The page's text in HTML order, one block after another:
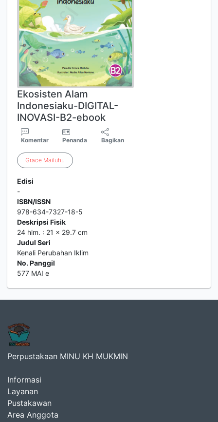
Ekosisten Alam
Indonesiaku-DIGITAL-
INOVASI-B2-ebook
Komentar Penanda Bagikan
Grace Mailuhu
Edisi
-
ISBN/ISSN
978-634-7327-18-5
Deskripsi Fisik
24 hlm. : 21 x 29.7 cm
Judul Seri
Kenali Perubahan Iklim
No. Panggil
577 MAI e
Perpustakaan MINU KH MUKMIN
Informasi
Layanan
Pustakawan
Area Anggota